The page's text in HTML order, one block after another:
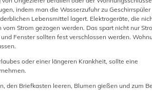
indem man die Wasserzufuhr zu Geschirrspüler
Lebensmittel lagert. Elektrogeräte, die
Strom gezogen werden. Das spart nicht nur
Fenster sollten fest verschlossen werden.
oder einer längeren Krankheit, sollte eine
den Briefkasten leeren, Blumen gießen und zum